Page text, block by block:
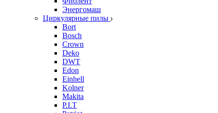
Энергомаш
Циркулярные пилы
Bort
Bosch
Crown
Deko
DWT
Edon
Einhell
Kolner
Makita
P.I.T